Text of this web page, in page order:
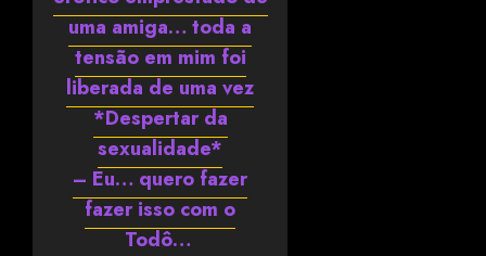
uma amiga… toda a
tensão em mim foi
liberada de uma vez
*Despertar da
sexualidade*
– Eu… quero fazer
fazer isso com o
Todô…